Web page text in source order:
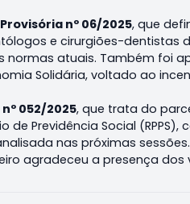
nº 06/2025, que
e cirurgiões-dentistas
normas atuais. Também foi
Solidária, voltado ao
052/2025, que trata do
Previdência Social (RPPS),
nas próximas sessões.
agradeceu a presença